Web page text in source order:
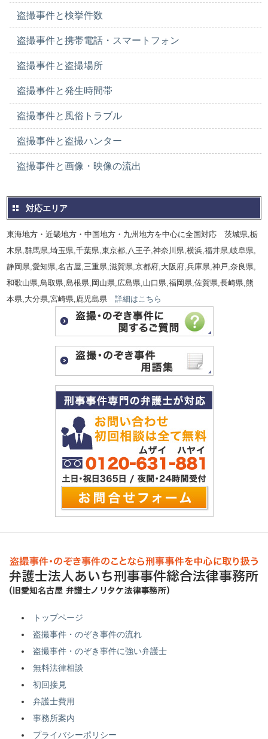
盗撮事件と検挙件数
盗撮事件と携帯電話・スマートフォン
盗撮事件と盗撮場所
盗撮事件と発生時間帯
盗撮事件と風俗トラブル
盗撮事件と盗撮ハンター
盗撮事件と画像・映像の流出
対応エリア
東海地方・近畿地方・中国地方・九州地方を中心に全国対応 茨城県,栃
木県,群馬県,埼玉県,千葉県,東京都,八王子,神奈川県,横浜,福井県,岐阜県,
静岡県,愛知県,名古屋,三重県,滋賀県,京都府,大阪府,兵庫県,神戸,奈良県,
和歌山県,鳥取県,島根県,岡山県,広島県,山口県,福岡県,佐賀県,長崎県,熊
本県,大分県,宮崎県,鹿児島県詳細はこちら
トップページ
盗撮事件・のぞき事件の流れ
盗撮事件・のぞき事件に強い弁護士
無料法律相談
初回接見
弁護士費用
事務所案内
プライバシーポリシー